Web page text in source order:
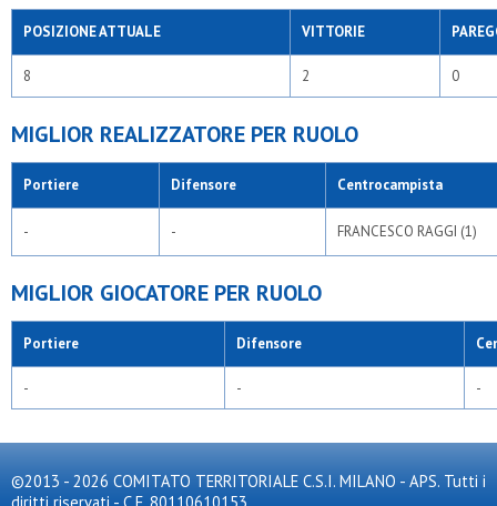
POSIZIONE ATTUALE VITTORIE
8 2 0
MIGLIOR REALIZZATORE PER RUOLO
Portiere Difensore Centrocampista
- - FRANCESCO RAGGI (1)
MIGLIOR GIOCATORE PER RUOLO
Portiere Difensore
- - -
©2013 - 2026 COMITATO TERRITORIALE C.S.I. MILANO - APS. Tutti i